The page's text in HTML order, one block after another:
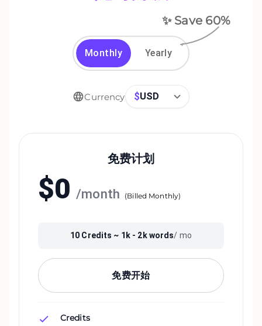
✨ Save 60%
Monthly Yearly
Currency $USD
免费计划
$0 /month (Billed Monthly)
10 Credits ~ 1k - 2kwords/ mo
免费开始
Credits